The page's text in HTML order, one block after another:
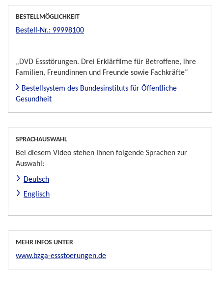
BESTELLMÖGLICHKEIT
Bestell-Nr.: 99998100
„DVD Essstörungen. Drei Erklärfilme für Betroffene, ihre
Familien, Freundinnen und Freunde sowie Fachkräfte“
Bestellsystem des Bundesinstituts für Öffentliche
Gesundheit
SPRACHAUSWAHL
Bei diesem Video stehen Ihnen folgende Sprachen zur
Auswahl:
Deutsch
Englisch
MEHR INFOS UNTER
www.bzga-essstoerungen.de